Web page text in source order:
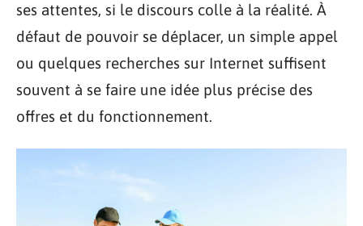
ses attentes, si le discours colle à la réalité. À
défaut de pouvoir se déplacer, un simple appel
ou quelques recherches sur Internet suffisent
souvent à se faire une idée plus précise des
offres et du fonctionnement.